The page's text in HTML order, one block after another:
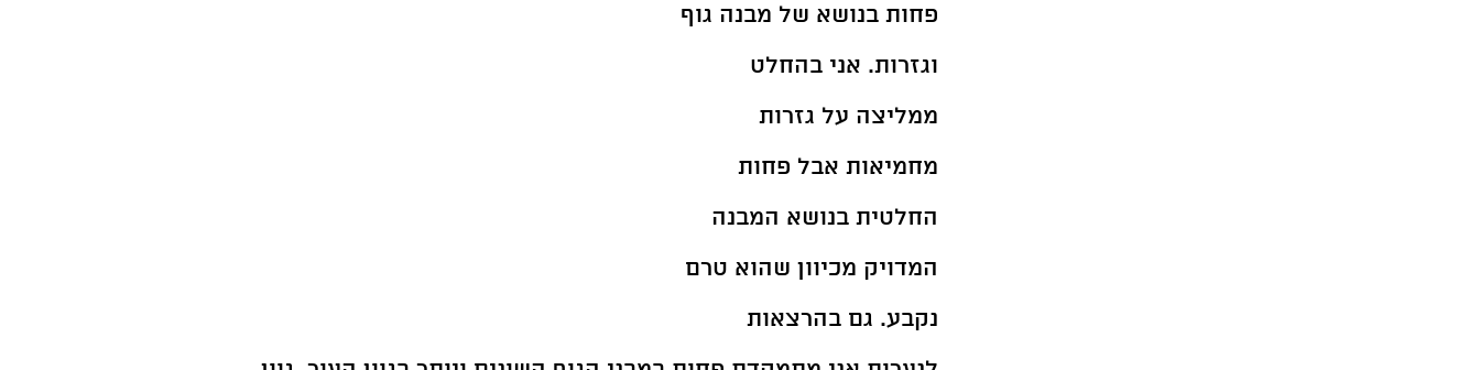
פחות בנושא של מבנה גוף
וגזרות. אני בהחלט
ממליצה על גזרות
מחמיאות אבל פחות
החלטית בנושא המבנה
המדויק מכיוון שהוא טרם
נקבע. גם בהרצאות